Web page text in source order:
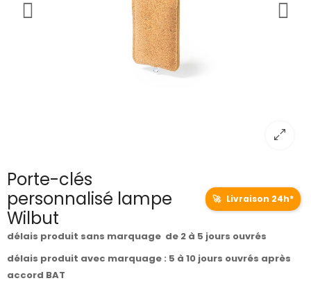
Porte-clés
personnalisé lampe
Wilbut
🚀 Livraison 24h*
délais produit sans marquage de 2 à 5 jours ouvrés
délais produit avec marquage : 5 à 10 jours ouvrés après
accord BAT